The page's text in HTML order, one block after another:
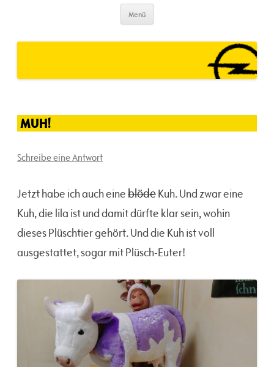
Menü
MUH!
Schreibe eine Antwort
Jetzt habe ich auch eineblödeKuh. Und zwar eine
Kuh, die lila ist und damit dürfte klar sein, wohin
dieses Plüschtier gehört. Und die Kuh ist voll
ausgestattet, sogar mit Plüsch-Euter!